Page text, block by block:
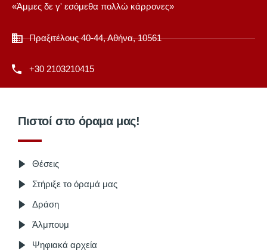
«Άμμες δε γ' εσόμεθα πολλώ κάρρονες»
Πραξιτέλους 40-44, Αθήνα, 10561
+30 2103210415
Πιστοί στο όραμα μας!
Θέσεις
Στήριξε το όραμά μας
Δράση
Άλμπουμ
Ψηφιακά αρχεία